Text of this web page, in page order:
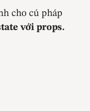
cho cú pháp
với props.